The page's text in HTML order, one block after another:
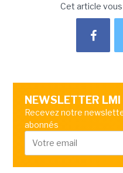
Cet article vous
NEWSLETTER LMI
Recevez notre
abonnés